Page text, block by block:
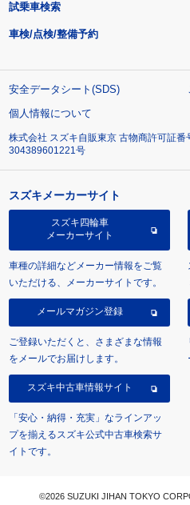
試乗車検索
車検/点検/整備予約
安全データシート(SDS)
個人情報について
株式会社 スズキ自販東京 古物商許可証番
304389601221号
スズキメーカーサイト
スズキ四輪車
メーカーサイト
車種の詳細などメーカー情報をご覧
いただける、メーカーサイトです。
メールマガジン登録
ご登録いただくと、さまざまな情報
をメールでお届けします。
スズキ中古車情報サイト
「安心・納得・充実」なラインアッ
プを揃えるスズキ公式中古車検索サ
イトです。
©2026 SUZUKI JIHAN TOKYO